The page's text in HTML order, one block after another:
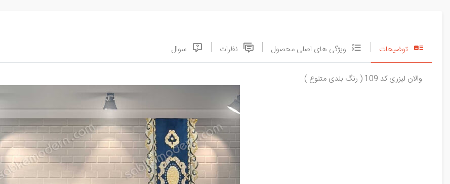
توضیحات ویژگی های اصلی محصول نظرات سوال
والان لیزری کد 109 ( رنگ بندی متنوع )